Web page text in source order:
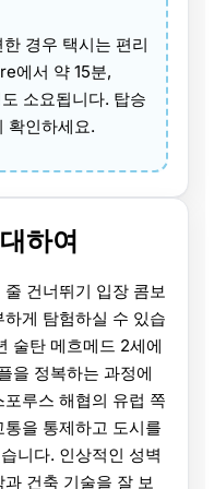
경우 택시는 편리
에서 약 15분,
소요됩니다. 탑승
확인하세요.
하여
건너뛰기 입장 콤보
게 탐험하실 수 있습
술탄 메흐메드 2세에
을 정복하는 과정에
루스 해협의 유럽 쪽
을 통제하고 도시를
니다. 인상적인 성벽
건축 기술을 잘 보